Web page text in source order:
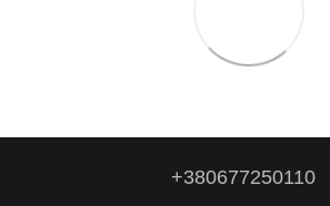
+380677250110